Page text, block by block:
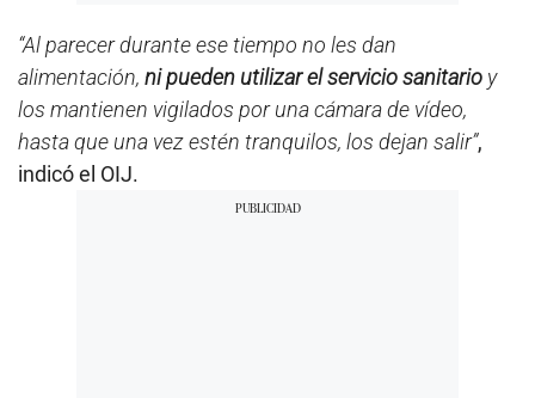
“Al parecer durante ese tiempo no les dan
alimentación, ni pueden utilizar el servicio sanitario y
los mantienen vigilados por una cámara de vídeo,
hasta que una vez estén tranquilos, los dejan salir”,
indicó el OIJ.